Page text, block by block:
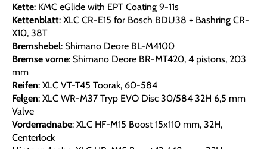
Kette: KMC eGlide with EPT Coating 9-11s
Kettenblatt: XLC CR-E15 for Bosch BDU38 + Bashring CR-
X10, 38T
Bremshebel: Shimano Deore BL-M4100
Bremse vorne: Shimano Deore BR-MT420, 4 pistons, 203
mm
Reifen: XLC VT-T45 Toorak, 60-584
Felgen: XLC WR-M37 Tryp EVO Disc 30/584 32H 6,5 mm
Valve
Vorderradnabe: XLC HF-M15 Boost 15x110 mm, 32H,
Centerlock